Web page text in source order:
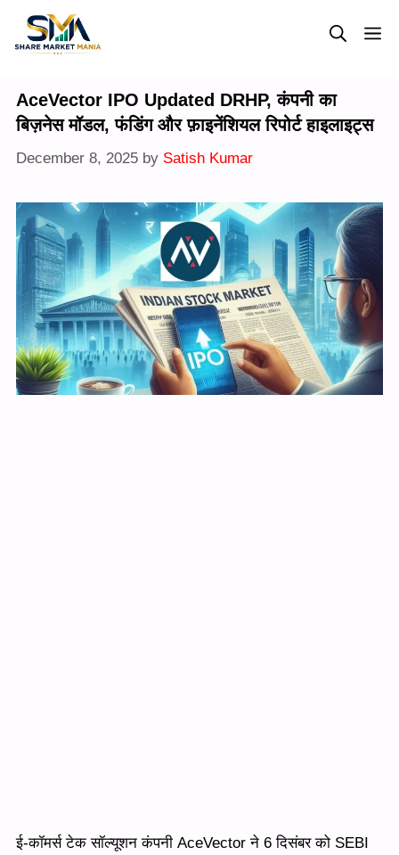
content
AceVector IPO Updated DRHP, कंपनी का
बिज़नेस मॉडल, फंडिंग और फ़ाइनेंशियल रिपोर्ट हाइलाइट्स
December 8, 2025 by Satish Kumar
ई-कॉमर्स टेक सॉल्यूशन कंपनी AceVector ने 6 दिसंबर को SEBI